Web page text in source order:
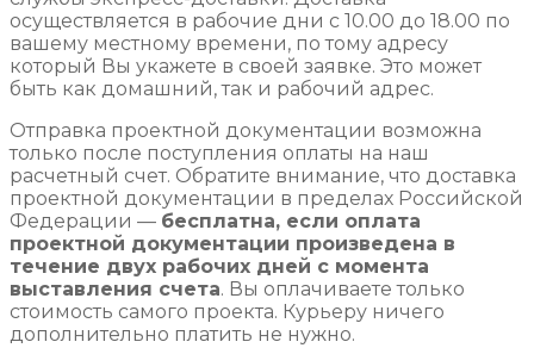
осуществляется в рабочие дни с 10.00 до 18.00 по
вашему местному времени, по тому адресу
который Вы укажете в своей заявке. Это может
быть как домашний, так и рабочий адрес.
Отправка проектной документации возможна
только после поступления оплаты на наш
расчетный счет. Обратите внимание, что доставка
проектной документации в пределах Российской
Федерации — бесплатна, если оплата
проектной документации произведена в
течение двух рабочих дней с момента
выставления счета. Вы оплачиваете только
стоимость самого проекта. Курьеру ничего
дополнительно платить не нужно.